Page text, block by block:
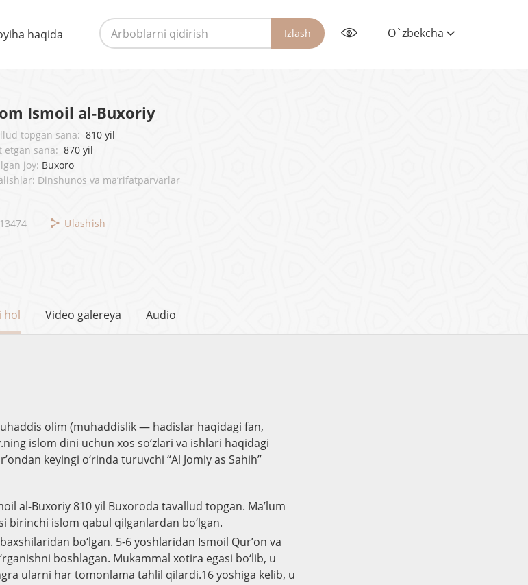
haqida Izlash O`zbekcha
Ismoil al-Buxoriy
topgan sana: 810 yil
etgan sana: 870 yil
joy: Buxoro
Dinshunos va ma’rifatparvarlar
Ulashish
hol Video galereya Audio
olim (muhaddislik — hadislar haqidagi fan,
islom dini uchun xos so‘zlari va ishlari haqidagi
keyingi o‘rinda turuvchi “Al Jomiy as Sahih”
al-Buxoriy 810 yil Buxoroda tavallud topgan. Ma’lum
birinchi islom qabul qilganlardan bo‘lgan.
bo‘lgan. 5-6 yoshlaridan Ismoil Qur’on va
boshlagan. Mukammal xotira egasi bo‘lib, u
ularni har tomonlama tahlil qilardi.16 yoshiga kelib, u